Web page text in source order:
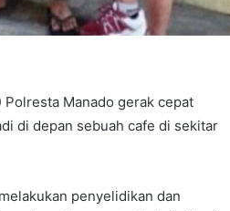
Polresta Manado gerak cepat
di depan sebuah cafe di sekitar
penyelidikan dan